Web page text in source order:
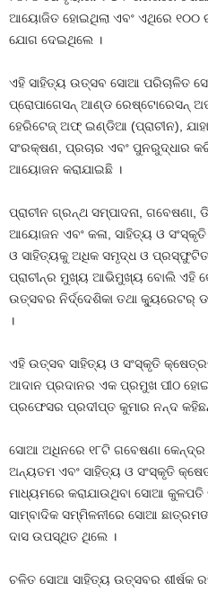
ଆୟୋଜିତ ହୋଇଥିଲା ଏବଂ ଏଥିରେ ୧୦୦
ଯୋଗ ଦେଇଥିଲେ ।
ଏହି ସାହିତ୍ୟ ଉତ୍ସବ ସୋଆ ପରିଚାଳିତ
ପ୍ରୋପାଗେସନ୍ ଆଣ୍ଡ ରେଷ୍ଟୋରେସନ୍
ହେରିଟେଜ୍ ଅଫ୍ ଇଣ୍ଡିଆ (ପ୍ରାଚୀନ),
ସଂରକ୍ଷଣ, ପ୍ରଚାର ଏବଂ ପୁନରୁଦ୍ଧାର
ଆୟୋଜନ କରାଯାଇଛି ।
ପ୍ରାଚୀନ ଗ୍ରନ୍ଥ ସମ୍ପାଦନା, ଗବେଷଣା,
ଆୟୋଜନ ଏବଂ କଳା, ସାହିତ୍ୟ ଓ ସଂସ୍କୃତି
ଓ ସାହିତ୍ୟକୁ ଅଧିକ ସମୃଦ୍ଧ ଓ ପ୍ରସ୍ଫୁଟିତ
ପ୍ରାଚୀନ୍‌ର ମୁଖ୍ୟ ଆଭିମୁଖ୍ୟ ବୋଲି ଏହି
ଉତ୍ସବର ନିର୍ଦ୍ଦେଶିକା ତଥା କ୍ୟୁରେଟର୍
।
ଏହି ଉତ୍ସବ ସାହିତ୍ୟ ଓ ସଂସ୍କୃତି
ଆଦାନ ପ୍ରଦାନର ଏକ ପ୍ରମୁଖ ପୀଠ
ପ୍ରଫେସର ପ୍ରଦୀପ୍ତ କୁମାର ନନ୍ଦ
ସୋଆ ଅଧିନରେ ୧୮ଟି ଗବେଷଣା କେନ୍ଦ୍ର
ଅନ୍ୟତମ ଏବଂ ସାହିତ୍ୟ ଓ ସଂସ୍କୃତି
ମାଧ୍ୟମରେ କରାଯାଉଥିବା ସୋଆ କୁଳପତି
ସାମ୍ବାଦିକ ସମ୍ମିଳନୀରେ ସୋଆ
ଦାସ ଉପସ୍ଥିତ ଥିଲେ ।
ଚଳିତ ସୋଆ ସାହିତ୍ୟ ଉତ୍ସବର ଶୀର୍ଷକ